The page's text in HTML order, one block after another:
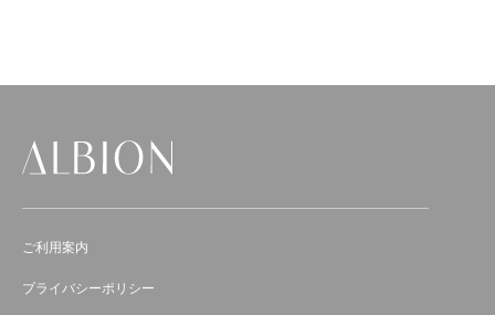
ご利用案内
プライバシーポリシー